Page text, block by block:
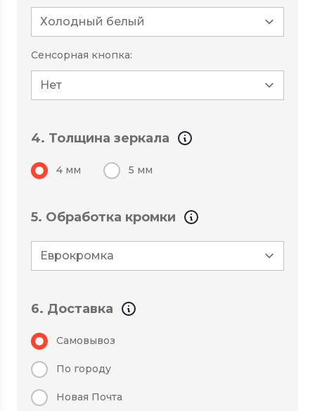
Сенсорная кнопка:
4. Толщина зеркала
4 мм 5 мм
5. Обработка кромки
6. Доставка
Самовывоз
По городу
Новая Почта